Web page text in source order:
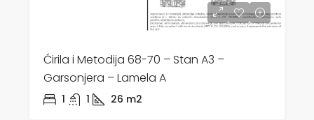
Ćirila i Metodija 68-70 – Stan A3 –
Garsonjera – Lamela A
1 1 26 m2